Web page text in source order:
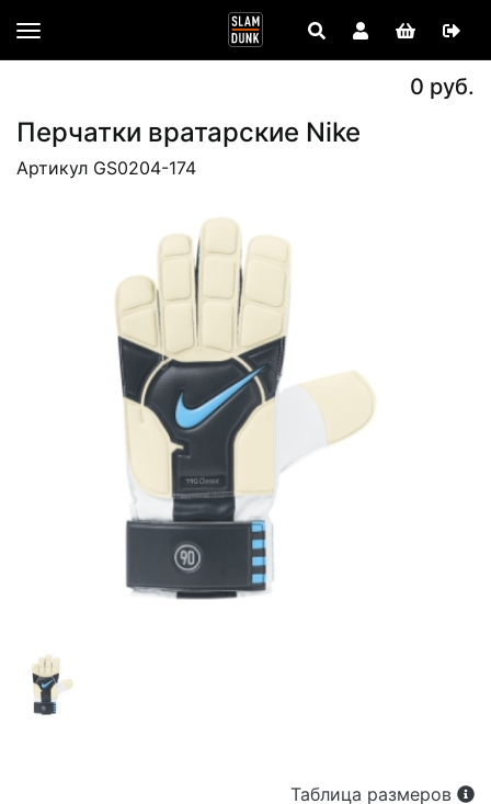
0 руб.
Перчатки вратарские Nike
Артикул GS0204-174
Таблица размеров